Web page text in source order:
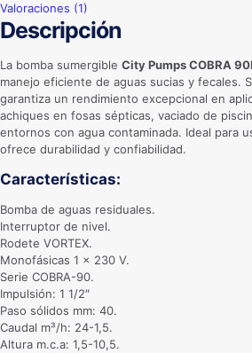
Valoraciones (1)
Descripción
La bomba sumergible City Pumps COBRA
manejo eficiente de aguas sucias y fecales.
garantiza un rendimiento excepcional en
achiques en fosas sépticas, vaciado de
entornos con agua contaminada. Ideal para
ofrece durabilidad y confiabilidad.
Características:
Bomba de aguas residuales.
Interruptor de nivel.
Rodete VORTEX.
Monofásicas 1 x 230 V.
Serie COBRA-90.
Impulsión: 1 1/2″
Paso sólidos mm: 40.
Caudal m³/h: 24-1,5.
Altura m.c.a: 1,5-10,5.